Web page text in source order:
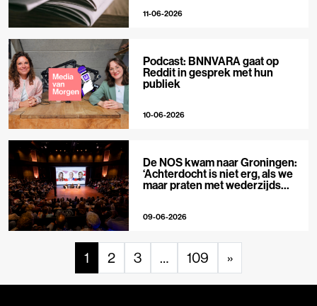
11-06-2026
Podcast: BNNVARA gaat op
Reddit in gesprek met hun
publiek
10-06-2026
De NOS kwam naar Groningen:
‘Achterdocht is niet erg, als we
maar praten met wederzijds
09-06-2026
1 2 3 … 109 »